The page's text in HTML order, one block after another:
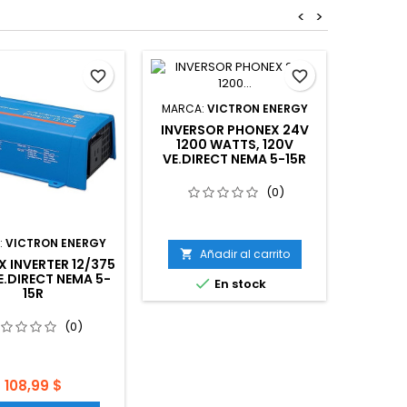
>
<
VICTRON ENERGY
INVERTER 12/375
NEMA 5-
15R
(0)
Precio
108,99 $
favorite_border
MARCA: VICTRON ENERGY
INVERSOR PHONEX 24V
1200 WATTS, 120V
VE.DIRECT NEMA 5-15R
(0)
 Añadir al carrito
 En stock
favorite_border